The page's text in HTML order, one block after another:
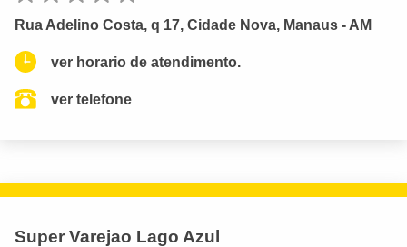
Rua Adelino Costa, q 17, Cidade Nova, Manaus - AM
ver horario de atendimento.
ver telefone
Super Varejao Lago Azul